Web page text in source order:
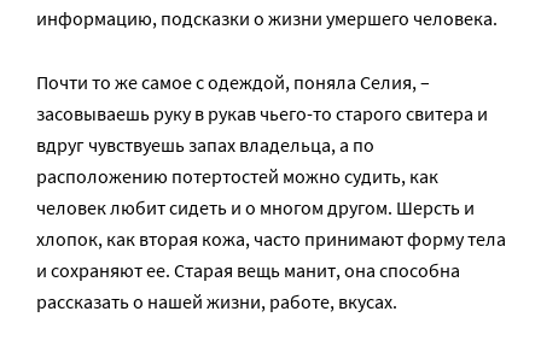
информацию, подсказки о жизни умершего человека.
Почти то же самое с одеждой, поняла Селия, –
засовываешь руку в рукав чьего-то старого свитера и
вдруг чувствуешь запах владельца, а по
расположению потертостей можно судить, как
человек любит сидеть и о многом другом. Шерсть и
хлопок, как вторая кожа, часто принимают форму тела
и сохраняют ее. Старая вещь манит, она способна
рассказать о нашей жизни, работе, вкусах.